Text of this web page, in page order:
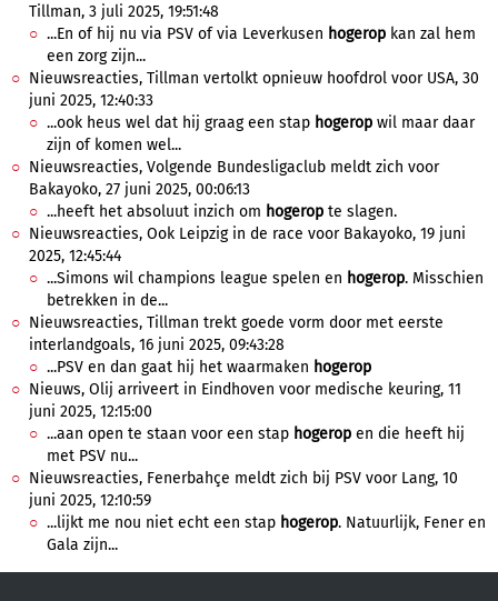
Tillman, 3 juli 2025, 19:51:48
...En of hij nu via PSV of via Leverkusen hogerop kan zal hem
een zorg zijn...
Nieuwsreacties, Tillman vertolkt opnieuw hoofdrol voor USA, 30
juni 2025, 12:40:33
...ook heus wel dat hij graag een stap hogerop wil maar daar
zijn of komen wel...
Nieuwsreacties, Volgende Bundesligaclub meldt zich voor
Bakayoko, 27 juni 2025, 00:06:13
...heeft het absoluut inzich om hogerop te slagen.
Nieuwsreacties, Ook Leipzig in de race voor Bakayoko, 19 juni
2025, 12:45:44
...Simons wil champions league spelen en hogerop. Misschien
betrekken in de...
Nieuwsreacties, Tillman trekt goede vorm door met eerste
interlandgoals, 16 juni 2025, 09:43:28
...PSV en dan gaat hij het waarmaken hogerop
Nieuws, Olij arriveert in Eindhoven voor medische keuring, 11
juni 2025, 12:15:00
...aan open te staan voor een stap hogerop en die heeft hij
met PSV nu...
Nieuwsreacties, Fenerbahçe meldt zich bij PSV voor Lang, 10
juni 2025, 12:10:59
...lijkt me nou niet echt een stap hogerop. Natuurlijk, Fener en
Gala zijn...